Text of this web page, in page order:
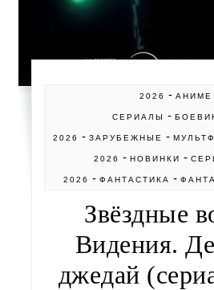
2026 - АНИМЕ
СЕРИАЛЫ -
2026 -ЗАРУБЕЖНЫЕ -
2026 - НОВИНКИ -
2026 -ФАНТАСТИКА -
Звёздные
Видения.
джедай